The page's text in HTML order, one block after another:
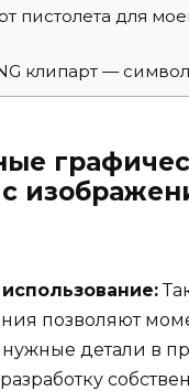
пистолета для
клипарт —
позволяют
детали в